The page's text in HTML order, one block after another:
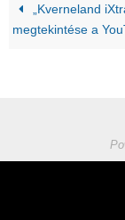
„Kverneland
megtekintése a